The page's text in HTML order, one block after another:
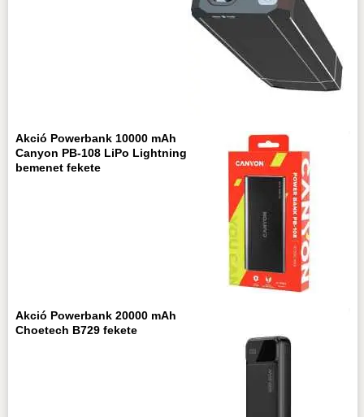
Akció Powerbank 10000 mAh
Canyon PB-108 LiPo Lightning
bemenet fekete
Akció Powerbank 20000 mAh
Choetech B729 fekete